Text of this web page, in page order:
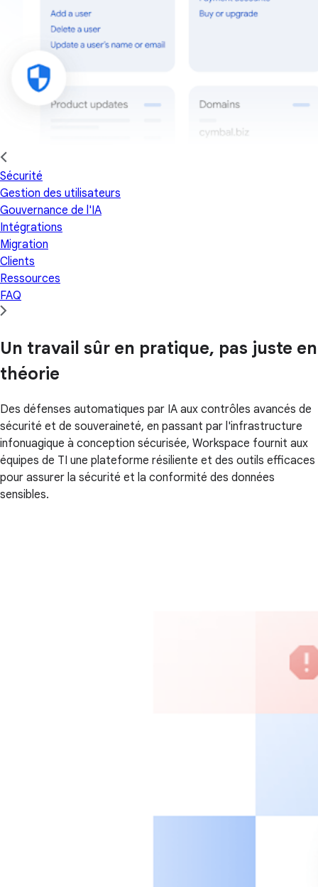
Sécurité
Gestion des utilisateurs
Gouvernance de l'IA
Intégrations
Migration
Clients
Ressources
FAQ
Un travail sûr en pratique, pas juste en
théorie
Des défenses automatiques par IA aux contrôles avancés de
sécurité et de souveraineté, en passant par l'infrastructure
infonuagique à conception sécurisée, Workspace fournit aux
équipes de TI une plateforme résiliente et des outils efficaces
pour assurer la sécurité et la conformité des données
sensibles.